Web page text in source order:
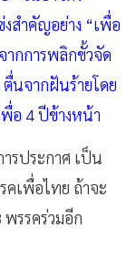
งสำคัญอย่าง “เพื่อ
ากการพลิกขั้วจัด
ตื่นจากฝันร้ายโดย
อ 4 ปีข้างหน้า
รประกาศ เป็น
คเพื่อไทย ถ้าจะ
รรคร่วมอีก